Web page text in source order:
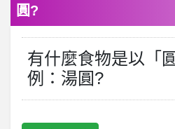
圓?
有什麼食物是以「
例：湯圓?